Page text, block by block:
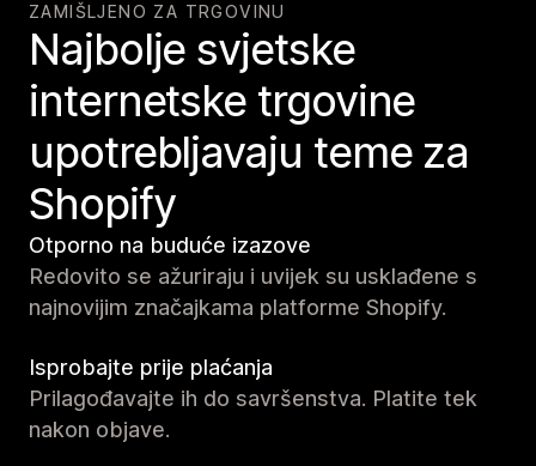
ZAMIŠLJENO ZA TRGOVINU
Najbolje svjetske
internetske trgovine
upotrebljavaju teme za
Shopify
Otporno na buduće izazove
Redovito se ažuriraju i uvijek su usklađene s
najnovijim značajkama platforme Shopify.
Isprobajte prije plaćanja
Prilagođavajte ih do savršenstva. Platite tek
nakon objave.